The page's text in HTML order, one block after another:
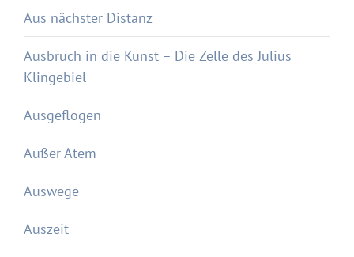
Aus nächster Distanz
Ausbruch in die Kunst – Die Zelle des Julius
Klingebiel
Ausgeflogen
Außer Atem
Auswege
Auszeit